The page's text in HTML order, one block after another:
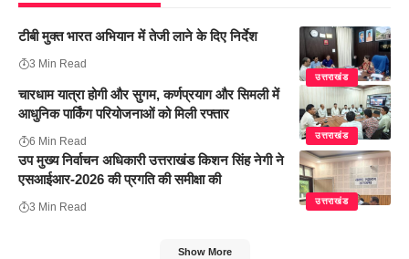
उत्तराखंड
टीबी मुक्त भारत अभियान में तेजी लाने के दिए निर्देश
3 Min Read
उत्तराखंड
चारधाम यात्रा होगी और सुगम, कर्णप्रयाग और सिमली में
आधुनिक पार्किंग परियोजनाओं को मिली रफ्तार
6 Min Read
उत्तराखंड
उप मुख्य निर्वाचन अधिकारी उत्तराखंड किशन सिंह नेगी ने
एसआईआर-2026 की प्रगति की समीक्षा की
3 Min Read
Show More